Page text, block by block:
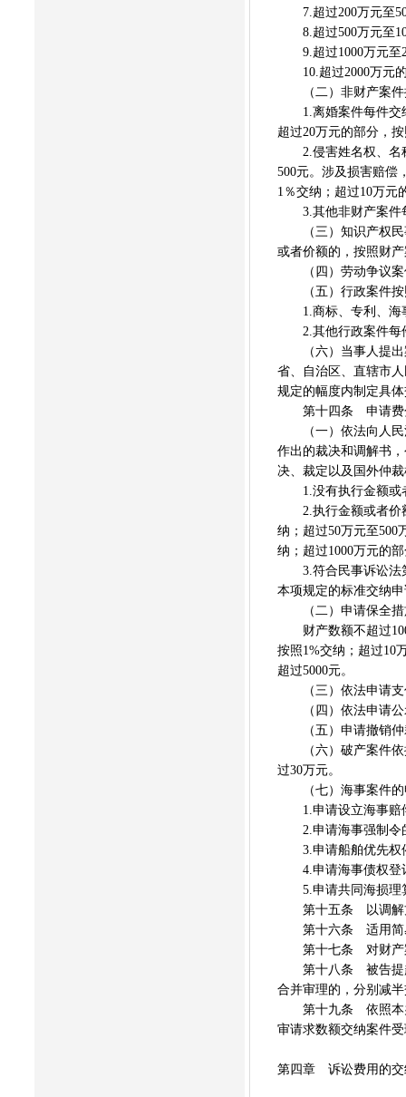
7.超过200万元至
8.超过500万元至
9.超过1000万元至
10.超过2000万元的
（二）非财产案件
1.离婚案件每件交纳
超过20万元的部分，
2.侵害姓名权、名称
500元。涉及损害赔偿
1％交纳；超过10万元
3.其他非财产案件
（三）知识产权民
或者价额的，按照财
（四）劳动争议案
（五）行政案件按
1.商标、专利、海
2.其他行政案件每
（六）当事人提出
省、自治区、直辖市
规定的幅度内制定具
第十四条 申请费
（一）依法向人民
作出的裁决和调解书
决、裁定以及国外仲
1.没有执行金额或
2.执行金额或者价额
纳；超过50万元至500
纳；超过1000万元的
3.符合民事诉讼法第
本项规定的标准交纳
（二）申请保全措
财产数额不超过
按照1%交纳；超过10
超过5000元。
（三）依法申请支
（四）依法申请公
（五）申请撤销仲
（六）破产案件依
过30万元。
（七）海事案件的
1.申请设立海事赔偿
2.申请海事强制令的
3.申请船舶优先权催
4.申请海事债权登
5.申请共同海损理
第十五条 以调解方
第十六条 适用简易
第十七条 对财产案
第十八条 被告提起
合并审理的，分别减
第十九条 依照本办
审请求数额交纳案件
第四章 诉讼费用的交